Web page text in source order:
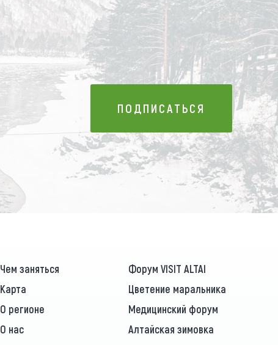
ПОДПИСАТЬСЯ
ПОДПИСАТЬСЯ
Чем заняться
Форум VISIT ALTAI
Карта
Цветение маральника
О регионе
Медицинский форум
О нас Алтайская зимовка